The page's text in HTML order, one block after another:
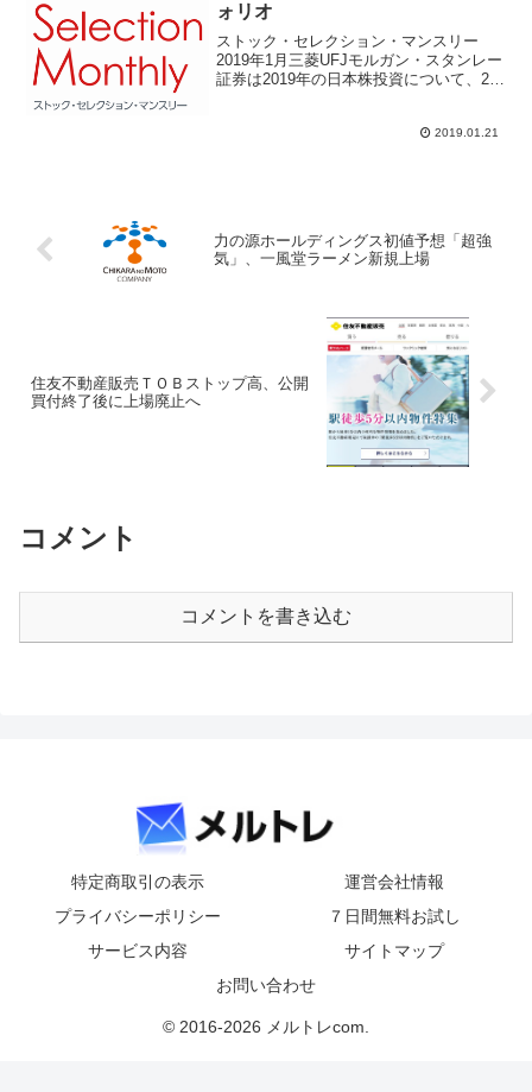
ォリオ
ストック・セレクション・マンスリー
2019年1月三菱UFJモルガン・スタンレー
証券は2019年の日本株投資について、22
化の進展とICT投資の拡大、（2）医薬
2019.01.21
力の源ホールディングス初値予想「超強
気」、一風堂ラーメン新規上場
住友不動産販売ＴＯＢストップ高、公開
買付終了後に上場廃止へ
コメント
コメントを書き込む
特定商取引の表示
運営会社情報
プライバシーポリシー
７日間無料お試し
サービス内容
サイトマップ
お問い合わせ
© 2016-2026 メルトレcom.